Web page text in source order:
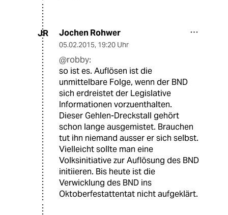
JR Jochen Rohwer
05.02.2015, 19:20 Uhr
@robby:
so ist es. Auflösen ist die
unmittelbare Folge, wenn der BND
sich erdreistet der Legislative
Informationen vorzuenthalten.
Dieser Gehlen-Dreckstall gehört
schon lange ausgemistet. Brauchen
tut ihn niemand ausser er sich selbst.
Vielleicht sollte man eine
Volksinitiative zur Auflösung des BND
initiieren. Bis heute ist die
Verwicklung des BND ins
Oktoberfestattentat nicht aufgeklärt.